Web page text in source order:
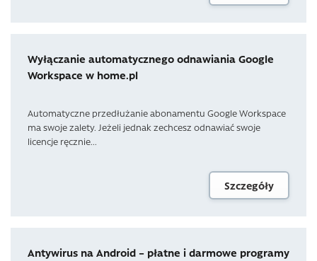
Wyłączanie automatycznego odnawiania Google
Workspace w home.pl
Automatyczne przedłużanie abonamentu Google Workspace
ma swoje zalety. Jeżeli jednak zechcesz odnawiać swoje
licencje ręcznie...
Szczegóły
Antywirus na Android – płatne i darmowe programy